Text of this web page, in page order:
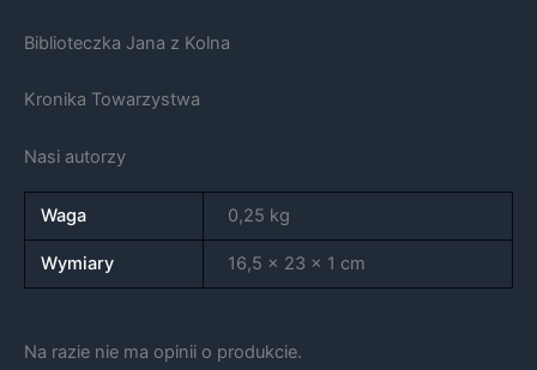
Biblioteczka Jana z Kolna
Kronika Towarzystwa
Nasi autorzy
Waga 0,25 kg
Wymiary 16,5 × 23 × 1 cm
Na razie nie ma opinii o produkcie.